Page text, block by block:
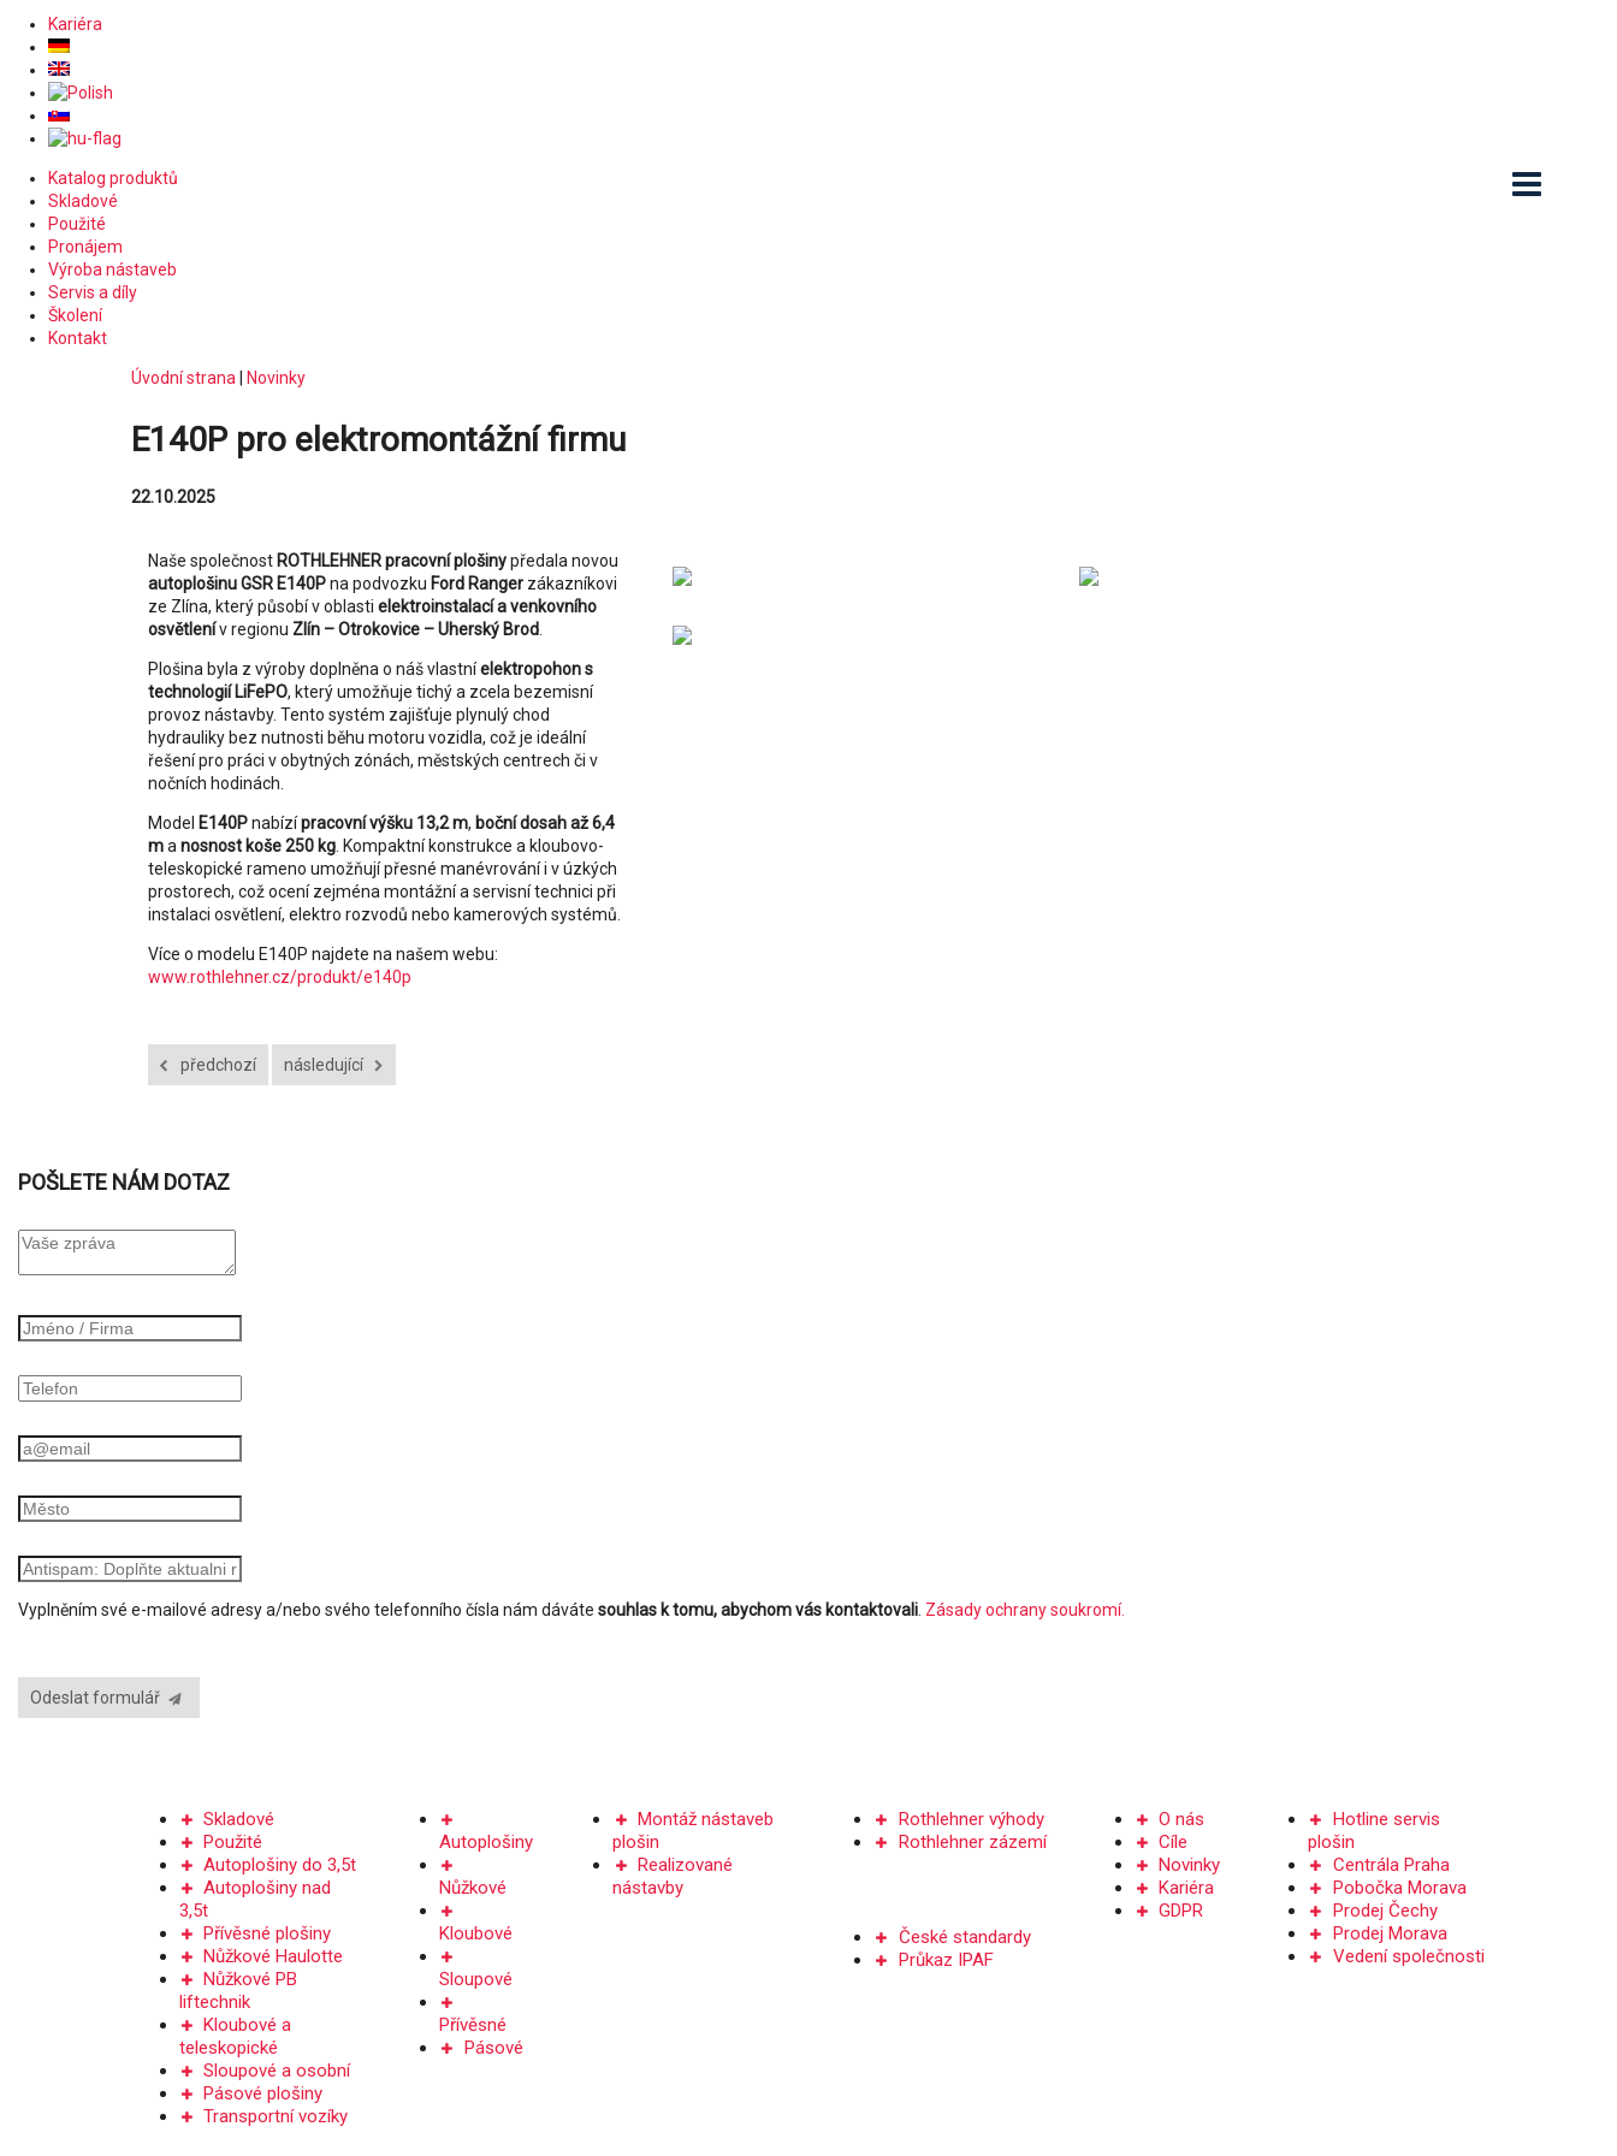
Kariéra
Katalog produktů
Skladové
Použité
Pronájem
Výroba nástaveb
Servis a díly
Školení
Kontakt
Úvodní strana Novinky
E140P pro elektromontážní firmu
22.10.2025
Naše společnost ROTHLEHNER pracovní plošinypředala novou
autoplošinu GSR E140Pna podvozku Ford Rangerzákazníkovi
ze Zlína, který působí v oblasti elektroinstalací a venkovního
osvětlenív regionu Zlín – Otrokovice – Uherský Brod.
Plošina byla z výroby doplněna o náš vlastníelektropohon s
technologií LiFePO, který umožňuje tichý a zcela bezemisní
provoz nástavby. Tento systém zajišťuje plynulý chod
hydrauliky bez nutnosti běhu motoru vozidla, což je ideální
řešení pro práci v obytných zónách, městských centrech či v
nočních hodinách.
Model E140Pnabízípracovní výšku 13,2 m, boční dosah až 6,4
ma nosnost koše 250 kg. Kompaktní konstrukce a kloubovo-
teleskopické rameno umožňují přesné manévrování i v úzkých
prostorech, což ocení zejména montážní a servisní technici při
instalaci osvětlení, elektro rozvodů nebo kamerových systémů.
Více o modelu E140P najdete na našem webu:
www.rothlehner.cz/produkt/e140p
předchozí následující
POŠLETE NÁM DOTAZ
Vyplněním své e-mailové adresy a/nebo svého telefonního čísla nám dáváte souhlas k tomu, abychom vás kontaktovali Zásady ochrany soukromí.
Odeslat formulář
Skladové
Použité
Autoplošiny do 3,5t
Autoplošiny nad
3,5t
Přívěsné plošiny
Nůžkové Haulotte
Nůžkové PB
liftechnik
Kloubové a
teleskopické
Sloupové a osobní
Pásové plošiny
Transportní vozíky
Autoplošiny
Nůžkové
Kloubové
Sloupové
Přívěsné
Pásové
Montáž nástaveb
plošin
Realizované
nástavby
Rothlehner výhody
Rothlehner zázemí
České standardy
Průkaz IPAF
O nás
Cíle
Novinky
Kariéra
GDPR
Hotline servis
plošin
Centrála Praha
Pobočka Morava
Prodej Čechy
Prodej Morava
Vedení společnosti